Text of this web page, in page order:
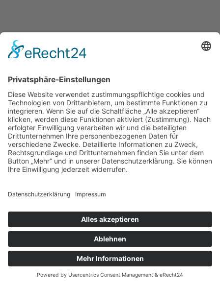
vorpommerncloud ist eine Marke der:
msisdesign. GmbH & Co. KGAlte Dorfstraße 19 a
17392 BoldekowDeutschland
Wir bieten flexible, sichere und zukunftsfähige IT-
Lösungen für Unternehmen, öffentliche
Einrichtungen und Ämter – regional betreut,
zuverlässig umgesetzt und individuell auf Ihre
Anforderungen abgestimmt. →